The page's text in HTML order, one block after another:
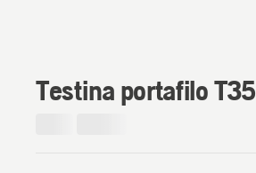
Testina portafilo T35